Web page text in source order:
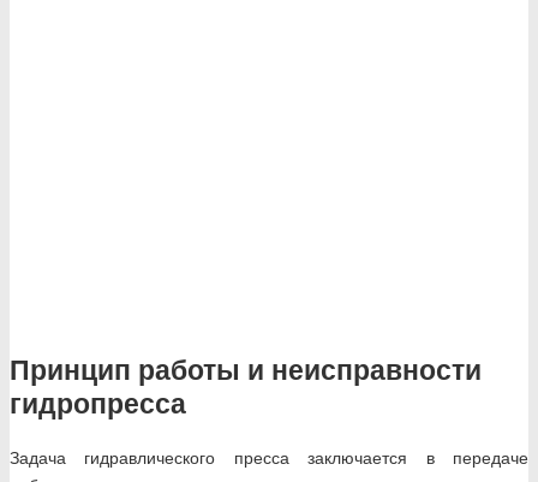
Принцип работы и неисправности
гидропресса
Задача гидравлического пресса заключается в передаче